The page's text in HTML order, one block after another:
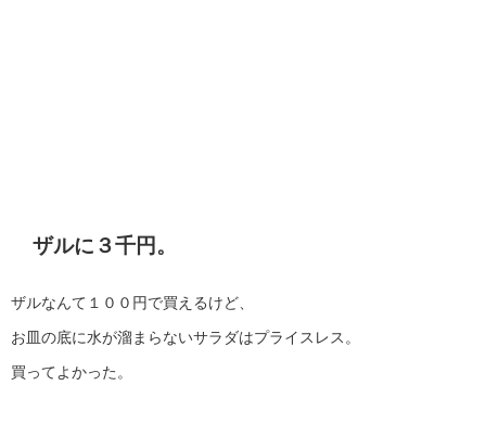
ザルに３千円。
ザルなんて１００円で買えるけど、
お皿の底に水が溜まらないサラダはプライスレス。
買ってよかった。